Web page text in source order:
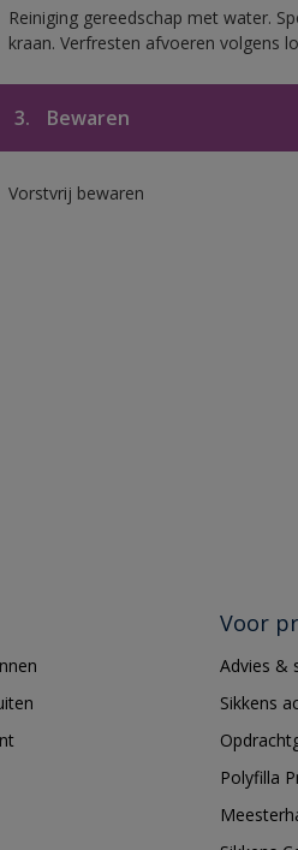
Reiniging gereedschap met water.
kraan. Verfresten afvoeren volgens
3. Bewaren
Vorstvrij bewaren
Voor
Advies &
Sikkens
Polyfilla